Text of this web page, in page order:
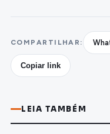
COMPARTILHAR:
Copiar link
LEIA TAMBÉM